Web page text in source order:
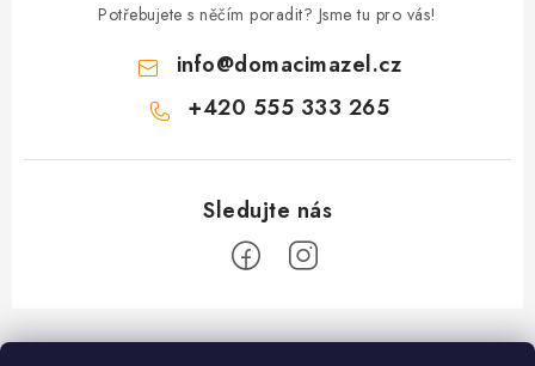
Potřebujete s něčím poradit? Jsme tu pro vás!
info@domacimazel.cz
+420 555 333 265
Z
á